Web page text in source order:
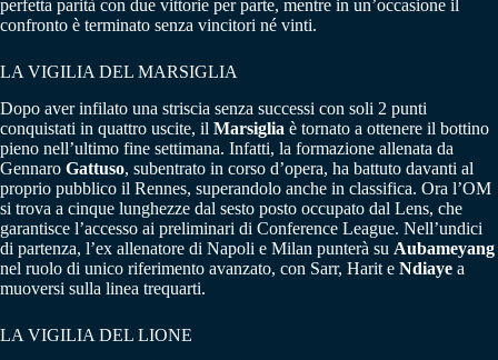
perfetta parità con due vittorie per parte, mentre in un’occasione il
confronto è terminato senza vincitori né vinti.
LA VIGILIA DEL MARSIGLIA
Dopo aver infilato una striscia senza successi con soli 2 punti
conquistati in quattro uscite, il Marsiglia è tornato a ottenere il bottino
pieno nell’ultimo fine settimana. Infatti, la formazione allenata da
Gennaro Gattuso, subentrato in corso d’opera, ha battuto davanti al
proprio pubblico il Rennes, superandolo anche in classifica. Ora l’OM
si trova a cinque lunghezze dal sesto posto occupato dal Lens, che
garantisce l’accesso ai preliminari di Conference League. Nell’undici
di partenza, l’ex allenatore di Napoli e Milan punterà su Aubameyang
nel ruolo di unico riferimento avanzato, con Sarr, Harit e Ndiaye a
muoversi sulla linea trequarti.
LA VIGILIA DEL LIONE